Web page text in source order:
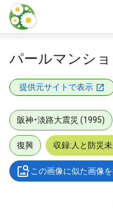
本文に飛ぶ
パールマンシ
提供元サイトで表示
阪神・淡路大震災 (1995)
復興 収録:人と防災
この画像に似た画像